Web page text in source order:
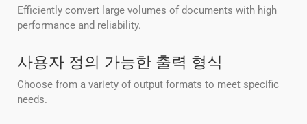
Efficiently convert large volumes of documents with high
performance and reliability.
사용자 정의 가능한 출력 형식
Choose from a variety of output formats to meet specific
needs.